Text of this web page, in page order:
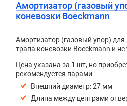
Амортизатор (газовый
коневозки Boeckmann
Амортизатор (газовый упор) для
трапа коневозки Boeckmann и не
Цена указана за 1 шт, но
рекомендуется парами.
Внешний диаметр:27 мм
Длина между центрами